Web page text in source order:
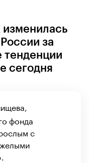
изменилась
за
тенденции
сегодня
фонда
с